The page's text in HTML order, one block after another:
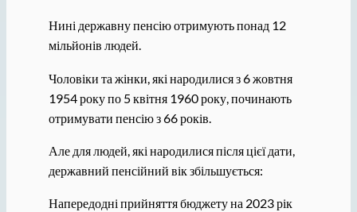
Нині державну пенсію отримують понад 12
мільйонів людей.
Чоловіки та жінки, які народилися з 6 жовтня
1954 року по 5 квітня 1960 року, починають
отримувати пенсію з 66 років.
Але для людей, які народилися після цієї дати,
державний пенсійний вік збільшується:
Напередодні прийняття бюджету на 2023 рік